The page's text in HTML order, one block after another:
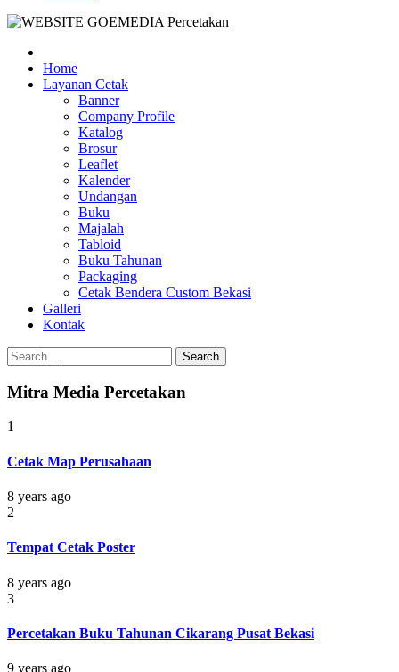
Goe Media Percetakan | 0822-4439-5599 (Call/WA)
0822-4439-5599 (Call/WA) Percetakan jasa cetak banner buku yasin
invoice kartu nama label map nota spanduk stiker undangan
pernikahan murah online 24 jam
Home
Layanan Cetak
Banner
Company Profile
Katalog
Brosur
Leaflet
Kalender
Undangan
Buku
Majalah
Tabloid
Buku Tahunan
Packaging
Cetak Bendera Custom Bekasi
Galleri
Kontak
Search
for:
Mitra Media Percetakan
1
Cetak Map Perusahaan
8 years ago
2
Tempat Cetak Poster
8 years ago
3
Percetakan Buku Tahunan Cikarang Pusat Bekasi
9 years ago